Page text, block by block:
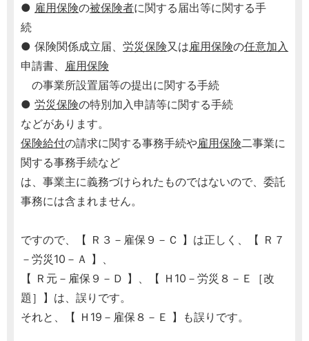
● 雇用保険の被保険者に関する届出等に関する手
続
● 保険関係成立届、 労災保険又は雇用保険の任意加入
申請書、 雇用保険
の事業所設置届等の提出に関する手続
● 労災保険の特別加入申請等に関する手続
などがあります。
保険給付の請求に関する事務手続や雇用保険二事業に
関する事務手続など
は、事業主に義務づけられたものではないので、委託
事務には含まれません。
ですので、【 Ｒ３－雇保９－Ｃ 】は正しく、【 Ｒ７
－労災10－Ａ 】、
【 Ｒ元－雇保９－Ｄ 】、【 Ｈ10－労災８－Ｅ［改
題］】は、誤りです。
それと、【 Ｈ19－雇保８－Ｅ 】も誤りです。